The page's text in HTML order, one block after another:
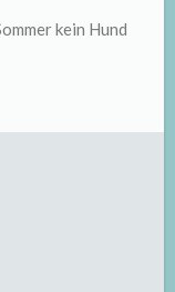
kein Hund